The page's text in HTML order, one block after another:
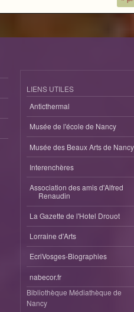
LIENS UTILES
Anticthermal
Musée de l'école de Nancy
Musée des Beaux Arts de Nancy
Interenchères
Association des amis d'Alfred
Renaudin
La Gazette de l'Hotel Drouot
Lorraine d'Arts
EcriVosges-Biographies
nabecor.fr
Bibliothèque Médiathèque de
Nancy